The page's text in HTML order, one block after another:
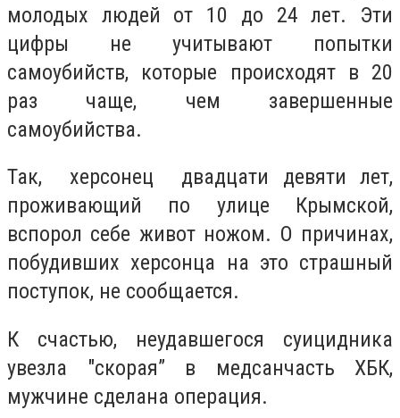
молодых людей от 10 до 24 лет. Эти
цифры не учитывают попытки
самоубийств, которые происходят в 20
раз чаще, чем завершенные
самоубийства.
Так, херсонец двадцати девяти лет,
проживающий по улице Крымской,
вспорол себе живот ножом. О причинах,
побудивших херсонца на это страшный
поступок, не сообщается.
К счастью, неудавшегося суицидника
увезла "скорая” в медсанчасть ХБК,
мужчине сделана операция.